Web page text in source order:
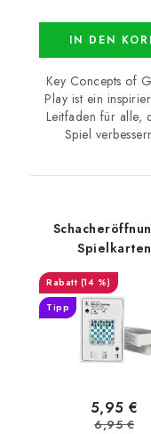
IN DEN
Key Concepts of
Play ist ein
Leitfaden für alle,
Spiel
Spielkarten
(14 %)
Tipp
5,95 €
6,95 €